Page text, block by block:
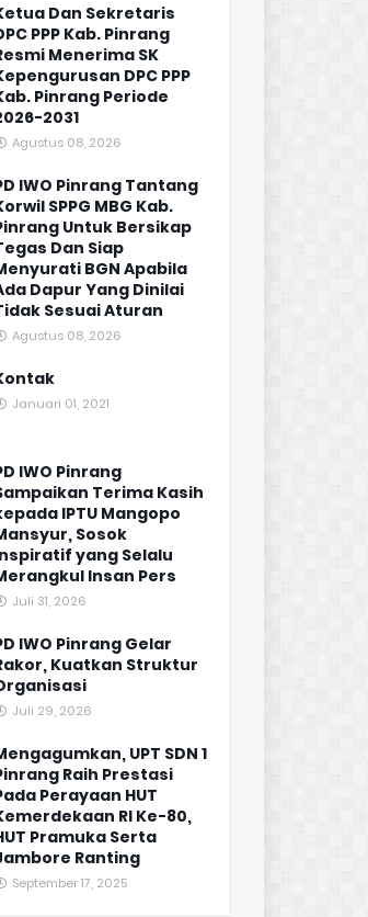
Dan Sekretaris
PPP Kab. Pinrang
Menerima SK
DPC PPP
Pinrang Periode
2031
Agustus 08, 2026
IWO Pinrang Tantang
SPPG MBG Kab.
Untuk Bersikap
Dan Siap
BGN Apabila
Dapur Yang Dinilai
Sesuai Aturan
Agustus 08, 2026
Januari 01, 2021
IWO Pinrang
Terima Kasih
IPTU Mangopo
Sosok
yang Selalu
Insan Pers
Juli 31, 2026
IWO Pinrang Gelar
Kuatkan Struktur
Juli 29, 2026
UPT SDN 1
Raih Prestasi
Perayaan HUT
RI Ke-80,
Pramuka Serta
Ranting
September 17, 2025